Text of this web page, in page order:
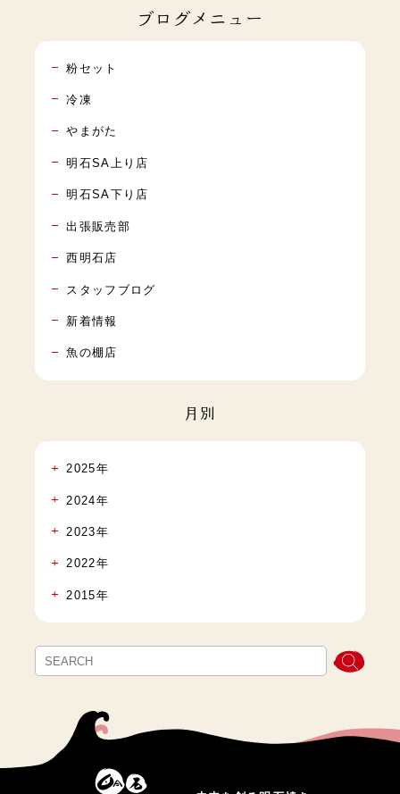
ブログメニュー
粉セット
冷凍
やまがた
明石SA上り店
明石SA下り店
出張販売部
西明石店
スタッフブログ
新着情報
魚の棚店
月別
2025年
2024年
2023年
2022年
2015年